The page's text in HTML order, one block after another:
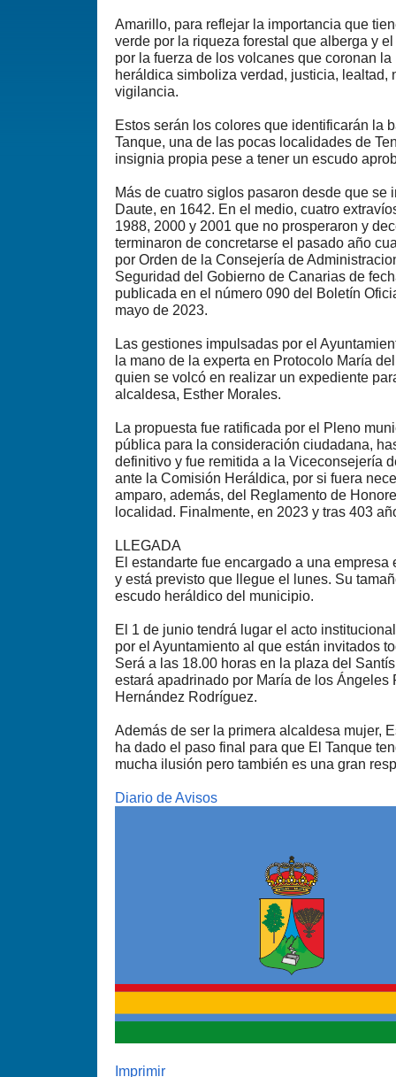
Amarillo, para reflejar la importancia que
verde por la riqueza forestal que alberga y
por la fuerza de los volcanes que coronan
heráldica simboliza verdad, justicia, lealtad,
vigilancia.
Estos serán los colores que identificarán la
Tanque, una de las pocas localidades de
insignia propia pese a tener un escudo
Más de cuatro siglos pasaron desde que se
Daute, en 1642. En el medio, cuatro
1988, 2000 y 2001 que no prosperaron y
terminaron de concretarse el pasado año
por Orden de la Consejería de
Seguridad del Gobierno de Canarias de
publicada en el número 090 del Boletín
mayo de 2023.
Las gestiones impulsadas por el
la mano de la experta en Protocolo María
quien se volcó en realizar un expediente
alcaldesa, Esther Morales.
La propuesta fue ratificada por el Pleno
pública para la consideración ciudadana,
definitivo y fue remitida a la Viceconsejería
ante la Comisión Heráldica, por si fuera
amparo, además, del Reglamento de
localidad. Finalmente, en 2023 y tras 403
LLEGADA
El estandarte fue encargado a una
y está previsto que llegue el lunes. Su
escudo heráldico del municipio.
El 1 de junio tendrá lugar el acto
por el Ayuntamiento al que están invitados
Será a las 18.00 horas en la plaza del
estará apadrinado por María de los Ángeles
Hernández Rodríguez.
Además de ser la primera alcaldesa mujer,
ha dado el paso final para que El Tanque
mucha ilusión pero también es una gran
Diario de Avisos
Imprimir